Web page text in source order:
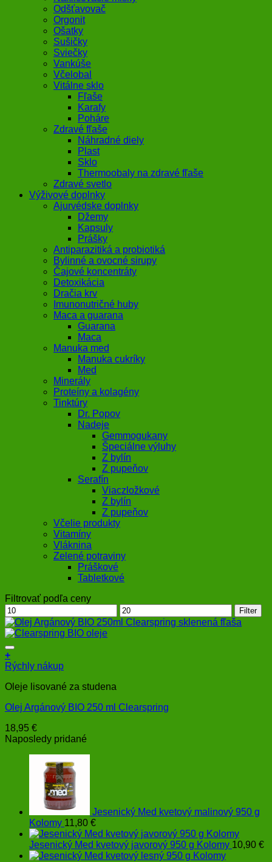
Odšťavovač
Orgonit
Ošatky
Sušičky
Sviečky
Vankúše
Včelobal
Vitálne sklo
Fľaše
Karafy
Poháre
Zdravé fľaše
Náhradné diely
Plast
Sklo
Thermoobaly na zdravé fľaše
Zdravé svetlo
Výživové doplnky
Ajurvédske doplnky
Džemy
Kapsuly
Prášky
Antiparazitiká a probiotiká
Bylinné a ovocné sirupy
Čajové koncentráty
Detoxikácia
Dračia krv
Imunonutričné huby
Maca a guarana
Guarana
Maca
Manuka med
Manuka cukríky
Med
Minerály
Proteíny a kolagény
Tinktúry
Dr. Popov
Nadeje
Gemmogukany
Špeciálne výluhy
Z bylín
Z pupeňov
Serafín
Viaczložkové
Z bylín
Z pupeňov
Včelie produkty
Vitamíny
Vláknina
Zelené potraviny
Práškové
Tabletkové
Filtrovať podľa ceny
Minimálna
cena
Maximálna
cena
Filter
+
Rýchly nákup
Oleje lisované za studena
Olej Argánový BIO 250 ml Clearspring
18,95 €
Naposledy pridané
Jesenický Med kvetový malinový 950 g
Kolomy 11,80 €
Jesenický Med kvetový javorový 950 g Kolomy 10,90 €